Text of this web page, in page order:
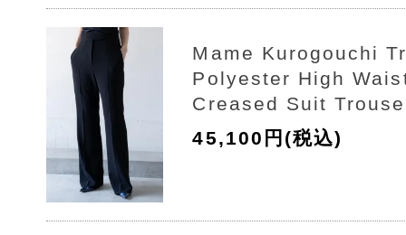
Mame Kurogouchi
Polyester High
Creased Suit
45,100円(税込)